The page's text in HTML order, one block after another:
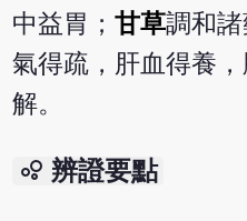
中益胃；甘草調和
氣得疏，肝血得養
解。
bubble_chart 辨證要點